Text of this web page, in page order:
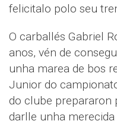
felicitalo polo seu
O carballés Gabriel
anos, vén de
unha marea de bos
Junior do
do clube prepararon
darlle unha